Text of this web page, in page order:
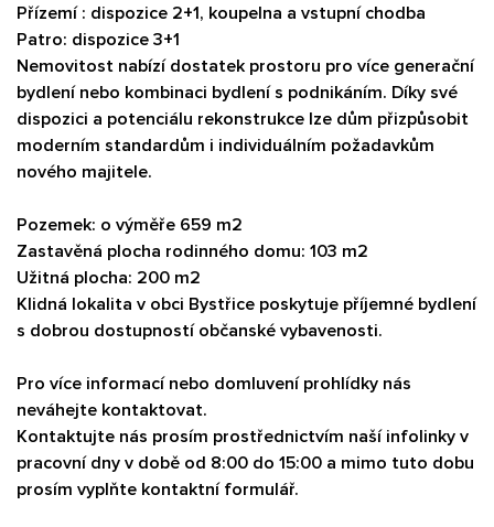
Přízemí : dispozice 2+1, koupelna a vstupní chodba
Patro: dispozice 3+1
Nemovitost nabízí dostatek prostoru pro více generační
bydlení nebo kombinaci bydlení s podnikáním. Díky své
dispozici a potenciálu rekonstrukce lze dům přizpůsobit
moderním standardům i individuálním požadavkům
nového majitele.
Pozemek: o výměře 659 m2
Zastavěná plocha rodinného domu: 103 m2
Užitná plocha: 200 m2
Klidná lokalita v obci Bystřice poskytuje příjemné bydlení
s dobrou dostupností občanské vybavenosti.
Pro více informací nebo domluvení prohlídky nás
neváhejte kontaktovat.
Kontaktujte nás prosím prostřednictvím naší infolinky v
pracovní dny v době od 8:00 do 15:00 a mimo tuto dobu
prosím vyplňte kontaktní formulář.